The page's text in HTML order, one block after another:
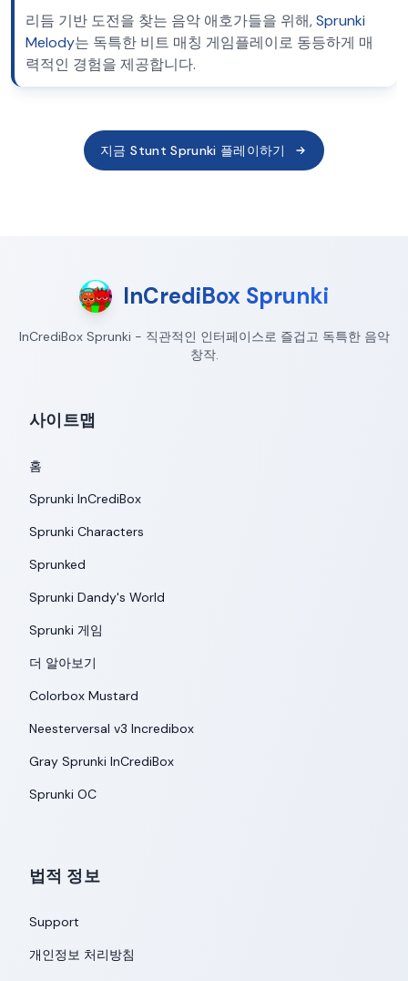
리듬 기반 도전을 찾는 음악 애호가들을 위해,Sprunki
Melody는 독특한 비트 매칭 게임플레이로 동등하게 매
력적인 경험을 제공합니다.
지금 Stunt Sprunki 플레이하기
InCrediBox Sprunki
InCrediBox Sprunki - 직관적인 인터페이스로 즐겁고 독특한 음악
창작.
사이트맵
홈
Sprunki InCrediBox
Sprunki Characters
Sprunked
Sprunki Dandy's World
Sprunki 게임
더 알아보기
Colorbox Mustard
Neesterversal v3 Incredibox
Gray Sprunki InCrediBox
Sprunki OC
법적 정보
Support
개인정보 처리방침